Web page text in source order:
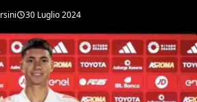
30 Luglio 2024